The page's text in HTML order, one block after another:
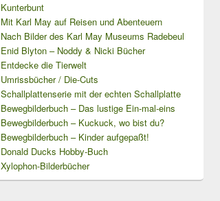
Kunterbunt
Mit Karl May auf Reisen und Abenteuern
Nach Bilder des Karl May Museums Radebeul
Enid Blyton – Noddy & Nicki Bücher
Entdecke die Tierwelt
Umrissbücher / Die-Cuts
Schallplattenserie mit der echten Schallplatte
Bewegbilderbuch – Das lustige Ein-mal-eins
Bewegbilderbuch – Kuckuck, wo bist du?
Bewegbilderbuch – Kinder aufgepaßt!
Donald Ducks Hobby-Buch
Xylophon-Bilderbücher